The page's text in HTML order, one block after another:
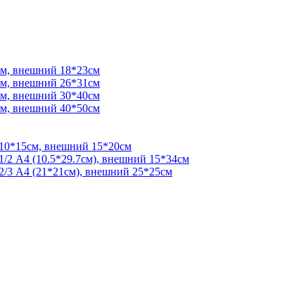
внешний 18*23см
внешний 26*31см
внешний 30*40см
внешний 40*50см
внешний 15*20см
2 А4 (10.5*29.7см), внешний 15*34см
3 А4 (21*21см), внешний 25*25см